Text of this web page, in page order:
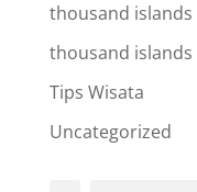
thousand islands
thousand islands
Tips Wisata
Uncategorized